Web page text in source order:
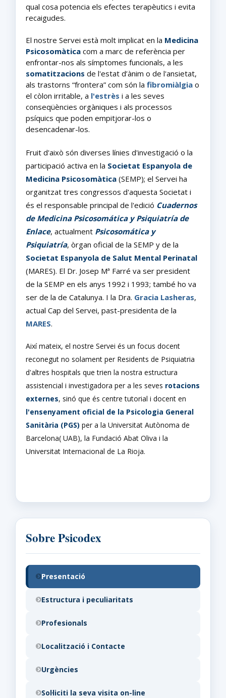
qual cosa potencia els efectes terapèutics i evita
recaigudes.
El nostre Servei està molt implicat en la Medicina
Psicosomàtica com a marc de referència per
enfrontar-nos als símptomes funcionals, a les
somatitzacions de l'estat d’ànim o de l'ansietat,
als trastorns “frontera” com són la fibromiàlgia o
el còlon irritable, a l'estrès i a les seves
conseqüències orgàniques i als processos
psíquics que poden empitjorar-los o
desencadenar-los.
Fruit d'això són diverses línies d'investigació o la
participació activa en la Societat Espanyola de
Medicina Psicosomàtica (SEMP); el Servei ha
organitzat tres congressos d'aquesta Societat i
és el responsable principal de l'edició Cuadernos
de Medicina Psicosomática y Psiquiatría de
Enlace, actualment Psicosomática y
Psiquiatría, òrgan oficial de la SEMP y de la
Societat Espanyola de Salut Mental Perinatal
(MARES). El Dr. Josep Mª Farré va ser president
de la SEMP en els anys 1992 i 1993; també ho va
ser de la de Catalunya. I la Dra. Gracia Lasheras,
actual Cap del Servei, past-presidenta de la
MARES.
Així mateix, el nostre Servei és un focus docent
reconegut no solament per Residents de Psiquiatria
d'altres hospitals que trien la nostra estructura
assistencial i investigadora per a les seves rotacions
externes, sinó que és centre tutorial i docent en
l'ensenyament oficial de la Psicologia General
Sanitària (PGS) per a la Universitat Autònoma de
Barcelona( UAB), la Fundació Abat Oliva i la
Universitat Internacional de La Rioja.
Sobre Psicodex
Presentació
Estructura i peculiaritats
Profesionals
Localització i Contacte
Urgències
Sol·liciti la seva visita on-line